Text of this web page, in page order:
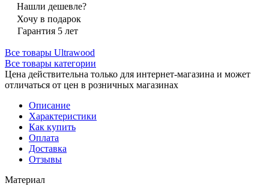
Нашли дешевле?
Хочу в подарок
Гарантия 5 лет
Все товары Ultrawood
Все товары категории
Цена действительна только для интернет-магазина и может
отличаться от цен в розничных магазинах
Описание
Характеристики
Как купить
Оплата
Доставка
Отзывы
Материал